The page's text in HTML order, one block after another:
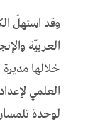
وقد استهلّ
العربيّة
خلالها
العلمي
لوحدة